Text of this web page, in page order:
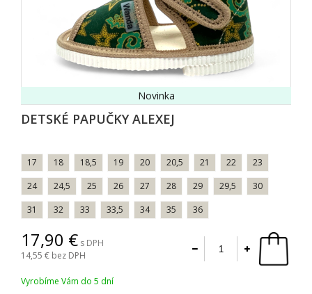
DETSKÉ PAPUČKY ALEXEJ
Novinka
17 18 18,5 19 20 20,5 21 22
23
24
24,5 25 26 27 28 29 29,5
30
31
32 33 33,5 34 35 36
17,90
s DPH
14,55 bez DPH
Vyrobíme Vám do 5 dní